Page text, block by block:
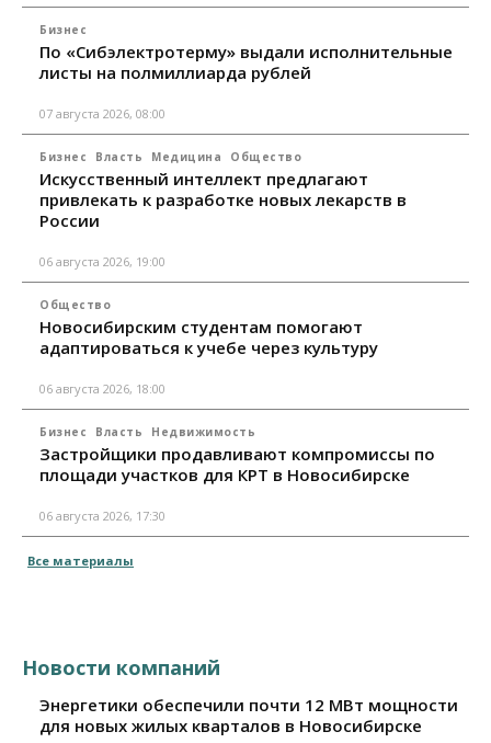
Бизнес
По «Сибэлектротерму» выдали исполнительные
листы на полмиллиарда рублей
07 августа 2026, 08:00
Бизнес Власть Медицина Общество
Искусственный интеллект предлагают
привлекать к разработке новых лекарств в
России
06 августа 2026, 19:00
Общество
Новосибирским студентам помогают
адаптироваться к учебе через культуру
06 августа 2026, 18:00
Бизнес Власть Недвижимость
Застройщики продавливают компромиссы по
площади участков для КРТ в Новосибирске
06 августа 2026, 17:30
Все материалы
Новости компаний
Энергетики обеспечили почти 12 МВт мощности
для новых жилых кварталов в Новосибирске